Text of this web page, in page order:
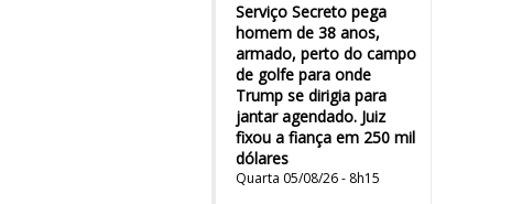
Serviço Secreto pega
homem de 38 anos,
armado, perto do campo
de golfe para onde
Trump se dirigia para
jantar agendado. Juiz
fixou a fiança em 250 mil
dólares
Quarta 05/08/26 - 8h15